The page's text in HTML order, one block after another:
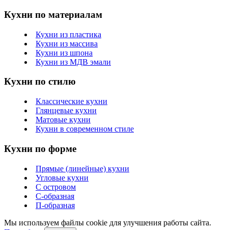
Кухни по материалам
Кухни из пластика
Кухни из массива
Кухни из шпона
Кухни из МДВ эмали
Кухни по стилю
Классические кухни
Глянцевые кухни
Матовые кухни
Кухни в современном стиле
Кухни по форме
Прямые (линейные) кухни
Угловые кухни
С островом
С-образная
П-образная
Мы используем файлы cookie для улучшения работы сайта.